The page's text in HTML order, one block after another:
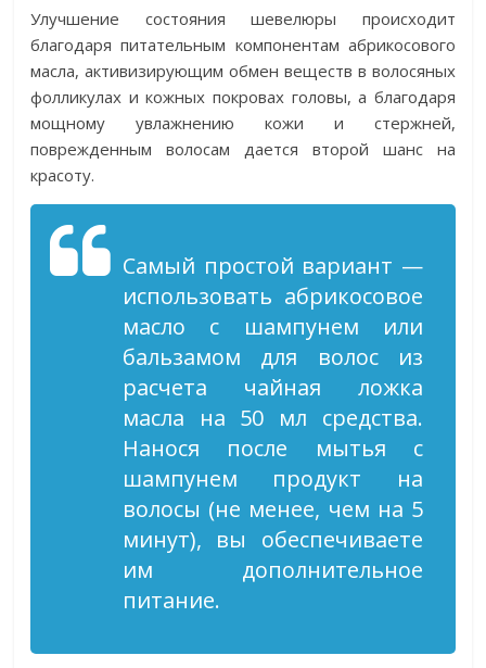
Улучшение состояния шевелюры происходит
благодаря питательным компонентам абрикосового
масла, активизирующим обмен веществ в волосяных
фолликулах и кожных покровах головы, а благодаря
мощному увлажнению кожи и стержней,
поврежденным волосам дается второй шанс на
красоту.
Самый простой вариант —
использовать абрикосовое
масло с шампунем или
бальзамом для волос из
расчета чайная ложка
масла на 50 мл средства.
Нанося после мытья с
шампунем продукт на
волосы (не менее, чем на 5
минут), вы обеспечиваете
им дополнительное
питание.